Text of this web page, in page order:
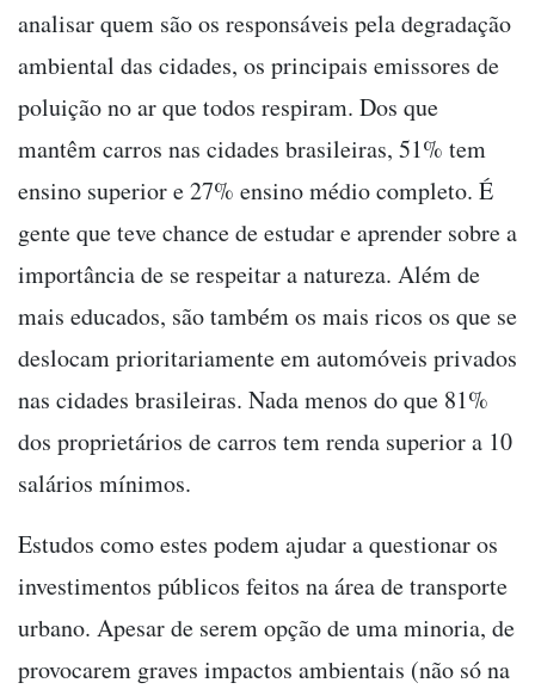
analisar quem são os responsáveis pela degradação
ambiental das cidades, os principais emissores de
poluição no ar que todos respiram. Dos que
mantêm carros nas cidades brasileiras, 51% tem
ensino superior e 27% ensino médio completo. É
gente que teve chance de estudar e aprender sobre a
importância de se respeitar a natureza. Além de
mais educados, são também os mais ricos os que se
deslocam prioritariamente em automóveis privados
nas cidades brasileiras. Nada menos do que 81%
dos proprietários de carros tem renda superior a 10
salários mínimos.
Estudos como estes podem ajudar a questionar os
investimentos públicos feitos na área de transporte
urbano. Apesar de serem opção de uma minoria, de
provocarem graves impactos ambientais (não só na